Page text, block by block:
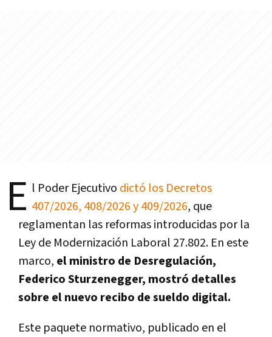
E l Poder Ejecutivo dictó los Decretos
407/2026, 408/2026 y 409/2026, que
reglamentan las reformas introducidas por la
Ley de Modernización Laboral 27.802. En este
marco, el ministro de Desregulación,
Federico Sturzenegger, mostró detalles
sobre el nuevo recibo de sueldo digital.
Este paquete normativo, publicado en el